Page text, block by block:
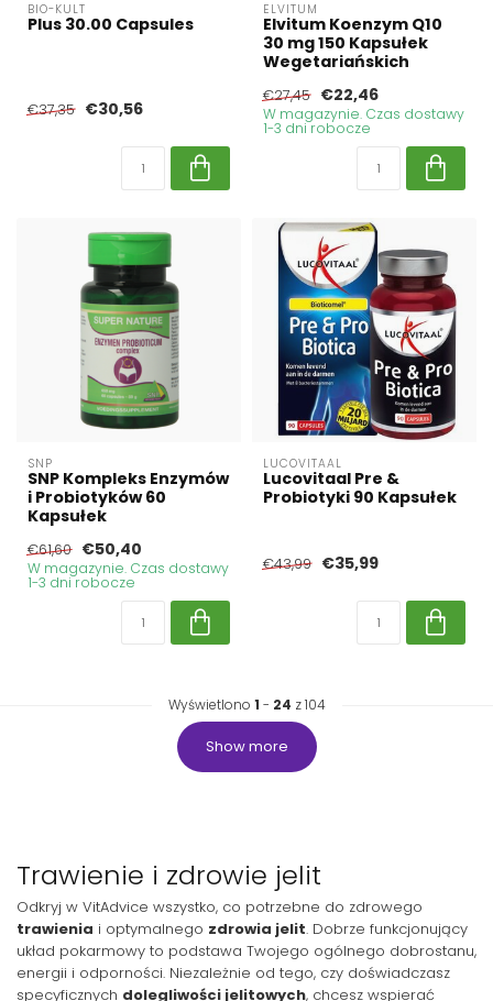
BIO-KULT
Plus 30.00 Capsules
€37,35 €30,56
ELVITUM
Elvitum Koenzym Q10
30 mg 150 Kapsułek
Wegetariańskich
€27,45 €22,46
W magazynie. Czas dostawy
1-3 dni robocze
SNP
SNP Kompleks Enzymów
i Probiotyków 60
Kapsułek
€61,60 €50,40
W magazynie. Czas dostawy
1-3 dni robocze
LUCOVITAAL
Lucovitaal Pre &
Probiotyki 90 Kapsułek
€43,99 €35,99
Wyświetlono 1 - 24 z 104
Show more
Trawienie i zdrowie jelit
Odkryj w VitAdvice wszystko, co potrzebne do zdrowego
trawienia i optymalnego zdrowia jelit. Dobrze funkcjonujący
układ pokarmowy to podstawa Twojego ogólnego dobrostanu,
energii i odporności. Niezależnie od tego, czy doświadczasz
specyficznych dolegliwości jelitowych, chcesz wspierać